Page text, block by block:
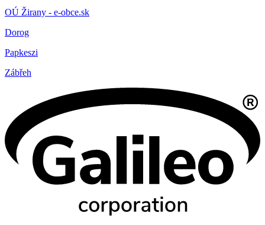
OÚ Žirany - e-obce.sk
Dorog
Papkeszi
Zábřeh